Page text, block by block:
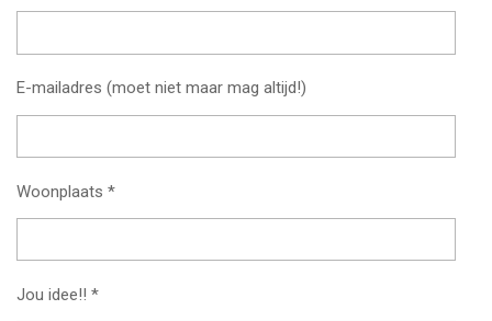
E-mailadres (moet niet maar mag altijd!)
Woonplaats *
Jou idee!! *